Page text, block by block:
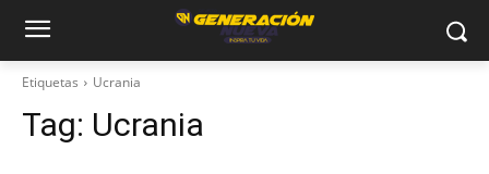
Etiquetas Ucrania
Tag: Ucrania